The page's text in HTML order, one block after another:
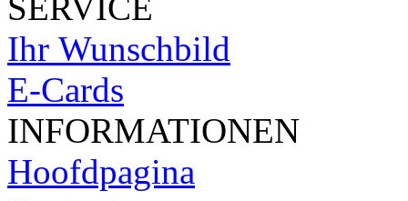
Ihr Wunschbild
E-Cards
INFORMATIONEN
Hoofdpagina